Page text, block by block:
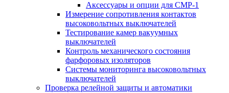
Аксессуары и опции для СМР-1
Измерение сопротивления контактов
высоковольтных выключателей
Тестирование камер вакуумных
выключателей
Контроль механического состояния
фарфоровых изоляторов
Системы мониторинга высоковольтных
выключателей
Проверка релейной защиты и автоматики